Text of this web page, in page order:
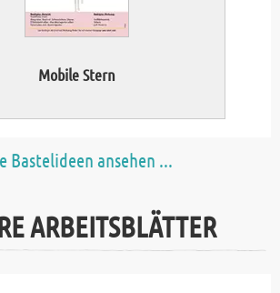
Mobile Stern
Bastelideen ansehen ...
ARBEITSBLÄTTER